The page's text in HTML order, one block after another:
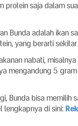
saja dalam
Bunda adalah ikan
yang berarti
nabati,
mengandung 5
Bunda bisa memilih
lengkapnya di sini: